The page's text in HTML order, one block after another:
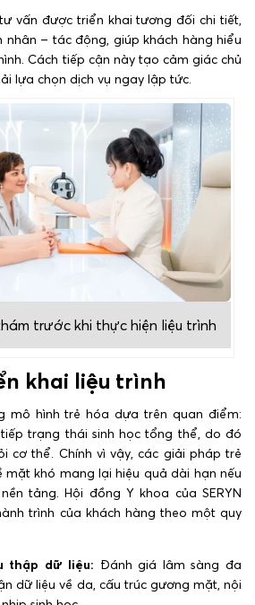
vấn được triển khai tương đối chi tiết,
nhân – tác động, giúp khách hàng hiểu
Cách tiếp cận này tạo cảm giác chủ
lựa chọn dịch vụ ngay lập tức.
trước khi thực hiện liệu trình
khai liệu trình
mô hình trẻ hóa dựa trên quan điểm:
trạng thái sinh học tổng thể, do đó
cơ thể. Chính vì vậy, các giải pháp trẻ
khó mang lại hiệu quả dài hạn nếu
tảng. Hội đồng Y khoa của SERYN
trình của khách hàng theo một quy
thập dữ liệu: Đánh giá lâm sàng đa
dữ liệu về da, cấu trúc gương mặt, nội